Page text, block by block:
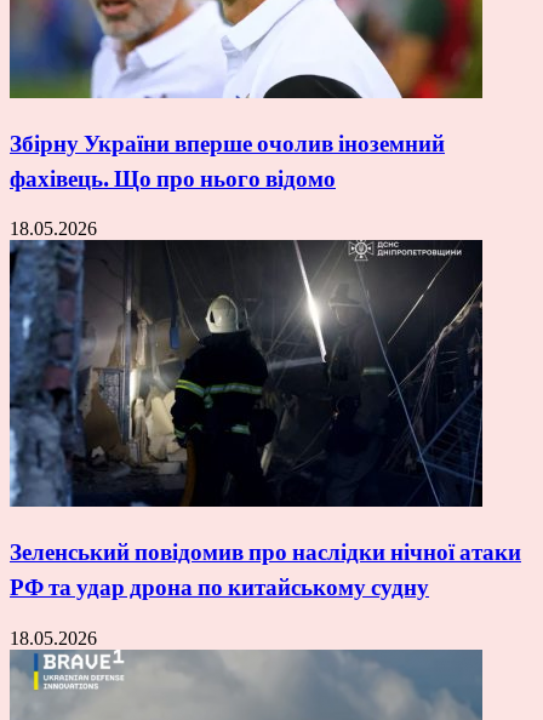
Збірну України вперше очолив іноземний
фахівець. Що про нього відомо
18.05.2026
Зеленський повідомив про наслідки нічної атаки
РФ та удар дрона по китайському судну
18.05.2026